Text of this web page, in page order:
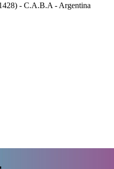
- C.A.B.A - Argentina